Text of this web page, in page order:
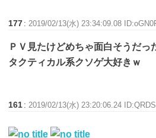
177 : 2019/02/13(水) 23:34:09.08
ＰＶ見たけどめちゃ面白そうだっ
タクティカル系クソゲ大好きｗ
161 : 2019/02/13(水) 23:20:06.24